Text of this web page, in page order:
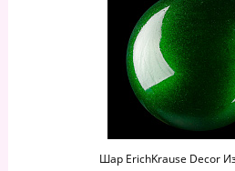
Шар ErichKrause Decor